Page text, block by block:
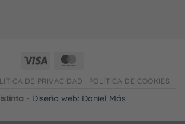
DE PRIVACIDAD POLÍTICA DE COOKIES
- Diseño web: Daniel Más